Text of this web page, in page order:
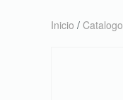
Inicio / Catalogo